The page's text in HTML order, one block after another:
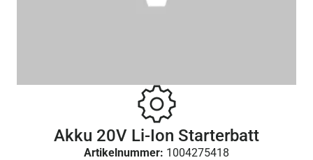
Akku 20V Li-Ion Starterbatt
Artikelnummer: 1004275418